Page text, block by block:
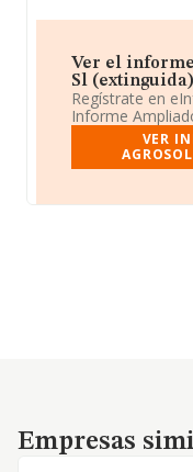
Ver el
Sl (extinguida)
Regístrate en
Informe
VER
Empresas similares
Empresas